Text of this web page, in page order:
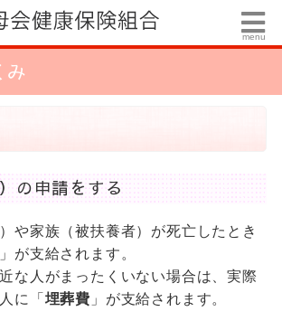
menu
の申請をする
や家族（被扶養者）が死亡したとき
」が支給されます。
な人がまったくいない場合は、実際
に「埋葬費 」が支給されます。
み